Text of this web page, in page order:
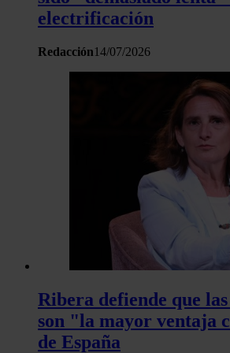
electrificación
Redacción14/07/2026
Ribera defiende que
son "la mayor ventaja
de España